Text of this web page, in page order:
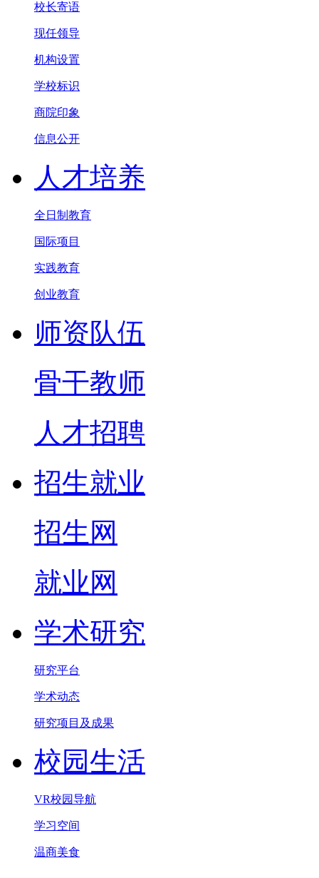
校长寄语
现任领导
机构设置
学校标识
商院印象
信息公开
人才培养
全日制教育
国际项目
实践教育
创业教育
师资队伍
骨干教师
人才招聘
招生就业
招生网
就业网
学术研究
研究平台
学术动态
研究项目及成果
校园生活
VR校园导航
学习空间
温商美食